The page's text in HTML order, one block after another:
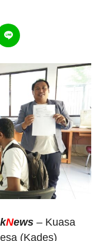
News – Kuasa
(Kades)